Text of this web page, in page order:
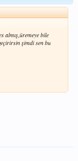
almış,üremeye bile
şimdi sen bu